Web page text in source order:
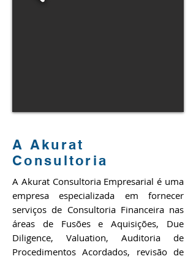
A Akurat
Consultoria
A Akurat Consultoria Empresarial é uma
empresa especializada em fornecer
serviços de Consultoria Financeira nas
áreas de Fusões e Aquisições, Due
Diligence, Valuation, Auditoria de
Procedimentos Acordados, revisão de